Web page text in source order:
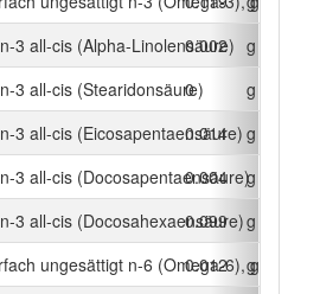
3 all-cis (Alpha-Linolensäure)
0.002
g
3 all-cis (Stearidonsäure)
0
g
3 all-cis (Eicosapentaensäure)
0.014
g
3 all-cis (Docosapentaensäure)
0.004
g
3 all-cis (Docosahexaensäure)
0.099
g
ungesättigt n-6 (Omega-6), gesamt
0.012
g